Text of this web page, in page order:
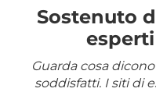
Sostenuto
Guarda cosa
soddisfatti. I siti di